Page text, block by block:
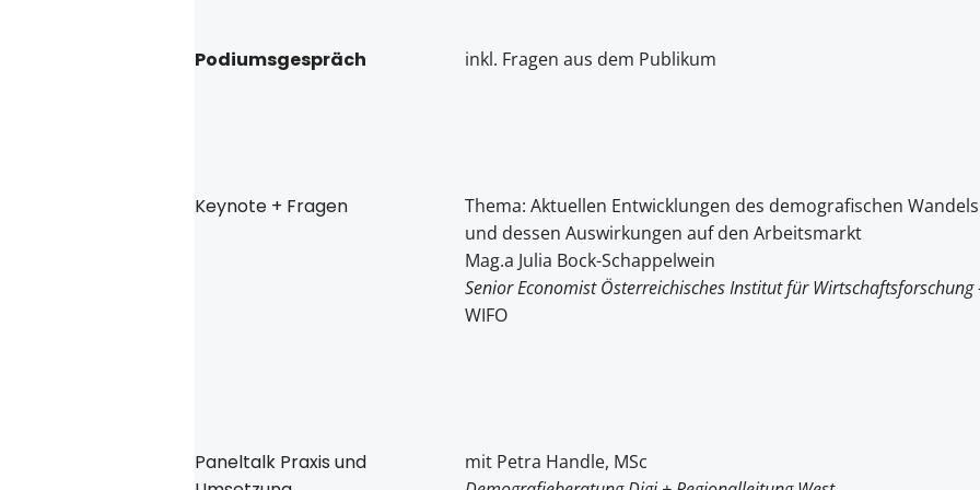
Podiumsgespräch inkl. Fragen aus dem Publikum
Keynote + Fragen
Thema: Aktuellen Entwicklungen des demografischen Wandels
und dessen Auswirkungen auf den Arbeitsmarkt
Mag.a Julia Bock-Schappelwein
Senior Economist Österreichisches Institut für Wirtschaftsforschung
WIFO
Paneltalk Praxis und
mit Petra Handle, MSc